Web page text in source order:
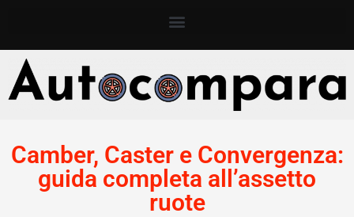
Camber, Caster e Convergenza:
guida completa all’assetto
ruote